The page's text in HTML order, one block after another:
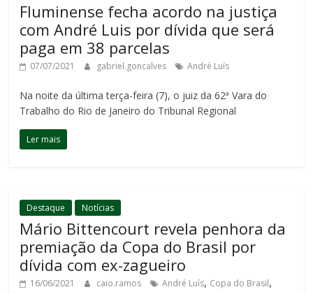
Fluminense fecha acordo na justiça
com André Luis por dívida que será
paga em 38 parcelas
07/07/2021 gabriel.goncalves André Luís
Na noite da última terça-feira (7), o juiz da 62ª Vara do
Trabalho do Rio de Janeiro do Tribunal Regional
Ler mais
Destaque Notícias
Mário Bittencourt revela penhora da
premiação da Copa do Brasil por
dívida com ex-zagueiro
16/06/2021 caio.ramos André Luís, Copa do Brasil,